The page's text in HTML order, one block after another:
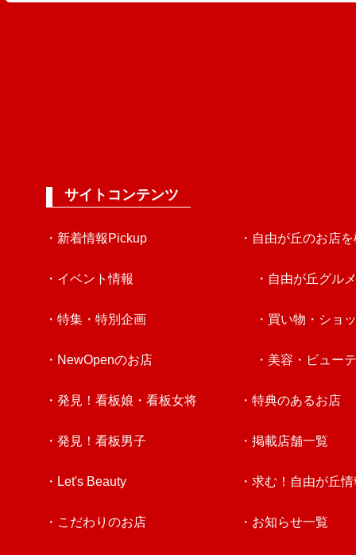
サイトコンテンツ
・新着情報Pickup
・イベント情報
・特集・特別企画
・NewOpenのお店
・発見！看板娘・看板女将
・発見！看板男子
・Let's Beauty
・こだわりのお店
・自由が丘のお店
・自由が丘グルメ
・買い物・ショ
・美容・ビュー
・特典のあるお店
・掲載店舗一覧
・求む！自由が丘
・お知らせ一覧